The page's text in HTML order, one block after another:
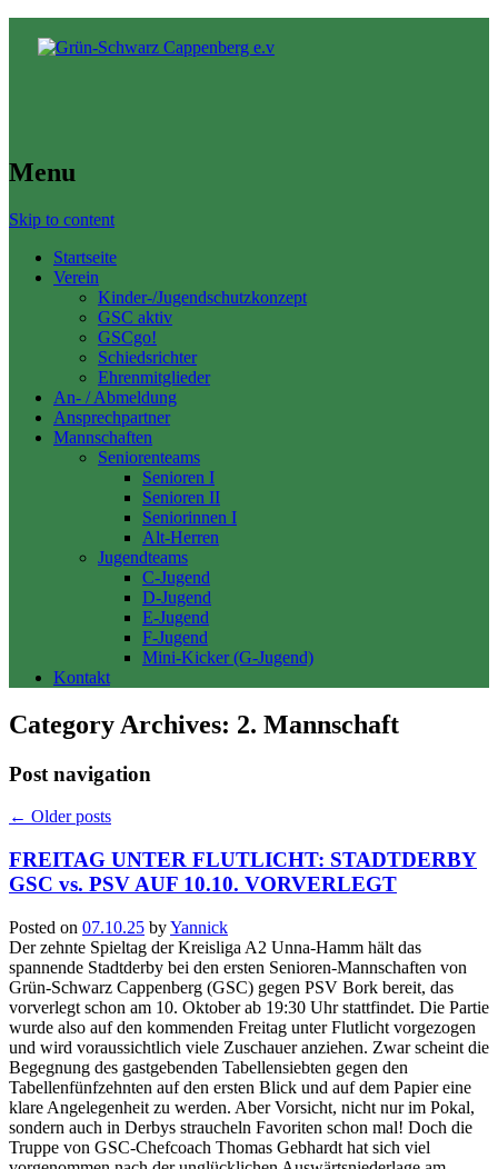
Menu
Skip to content
Startseite
Verein
Kinder-/Jugendschutzkonzept
GSC aktiv
GSCgo!
Schiedsrichter
Ehrenmitglieder
An- / Abmeldung
Ansprechpartner
Mannschaften
Seniorenteams
Senioren I
Senioren II
Seniorinnen I
Alt-Herren
Jugendteams
C-Jugend
D-Jugend
E-Jugend
F-Jugend
Mini-Kicker (G-Jugend)
Kontakt
Category Archives: 2. Mannschaft
Post navigation
← Older posts
FREITAG UNTER FLUTLICHT: STADTDERBY
GSC vs. PSV AUF 10.10. VORVERLEGT
Posted on 07.10.25 byYannick
Der zehnte Spieltag der Kreisliga A2 Unna-Hamm hält das
spannende Stadtderby bei den ersten Senioren-Mannschaften von
Grün-Schwarz Cappenberg (GSC) gegen PSV Bork bereit, das
vorverlegt schon am 10. Oktober ab 19:30 Uhr stattfindet. Die Partie
wurde also auf den kommenden Freitag unter Flutlicht vorgezogen
und wird voraussichtlich viele Zuschauer anziehen. Zwar scheint die
Begegnung des gastgebenden Tabellensiebten gegen den
Tabellenfünfzehnten auf den ersten Blick und auf dem Papier eine
klare Angelegenheit zu werden. Aber Vorsicht, nicht nur im Pokal,
sondern auch in Derbys straucheln Favoriten schon mal! Doch die
Truppe von GSC-Chefcoach Thomas Gebhardt hat sich viel